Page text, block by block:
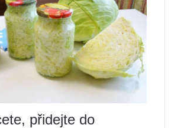
přidejte do